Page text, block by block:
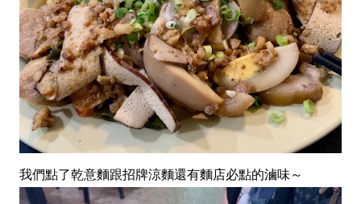
我們點了乾意麵跟招牌涼麵還有麵店必點的滷味～